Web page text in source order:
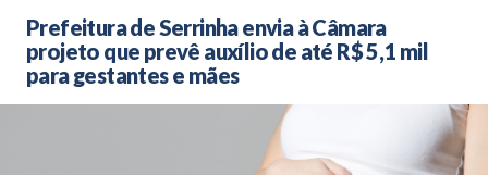
Prefeitura de Serrinha envia à Câmara
projeto que prevê auxílio de até R$ 5,1 mil
para gestantes e mães